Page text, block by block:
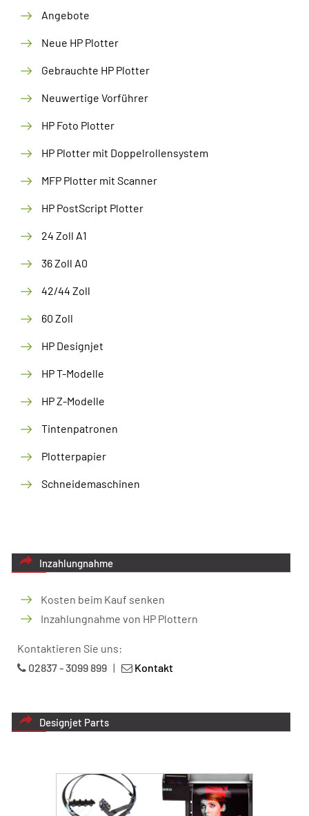
Angebote
Neue HP Plotter
Gebrauchte HP Plotter
Neuwertige Vorführer
HP Foto Plotter
HP Plotter mit Doppelrollensystem
MFP Plotter mit Scanner
HP PostScript Plotter
24 Zoll A1
36 Zoll A0
42/44 Zoll
60 Zoll
HP Designjet
HP T-Modelle
HP Z-Modelle
Tintenpatronen
Plotterpapier
Schneidemaschinen
Inzahlungnahme
Kosten beim Kauf senken
Inzahlungnahme von HP Plottern
Kontaktieren Sie uns:
02837 - 3099 899 | Kontakt
Designjet Parts